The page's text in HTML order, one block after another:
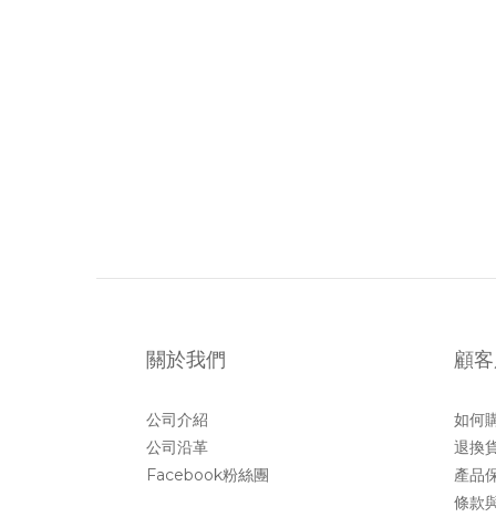
關於我們
公司介紹
公司沿革
Facebook粉絲團
顧
如何
退換
產品
條款